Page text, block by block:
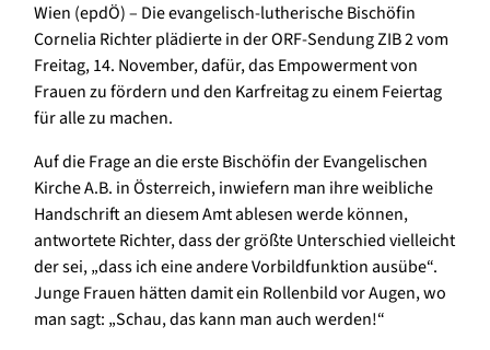
Wien (epdÖ) – Die evangelisch-lutherische Bischöfin
Cornelia Richter plädierte in der ORF-Sendung ZIB 2 vom
Freitag, 14. November, dafür, das Empowerment von
Frauen zu fördern und den Karfreitag zu einem Feiertag
für alle zu machen.
Auf die Frage an die erste Bischöfin der Evangelischen
Kirche A.B. in Österreich, inwiefern man ihre weibliche
Handschrift an diesem Amt ablesen werde können,
antwortete Richter, dass der größte Unterschied vielleicht
der sei, „dass ich eine andere Vorbildfunktion ausübe“.
Junge Frauen hätten damit ein Rollenbild vor Augen, wo
man sagt: „Schau, das kann man auch werden!“